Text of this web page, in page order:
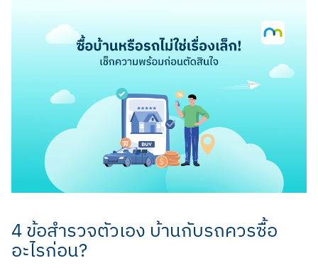
4 ข้อสำรวจตัวเอง บ้านกับรถควรซื้อ
อะไรก่อน?